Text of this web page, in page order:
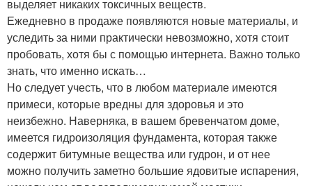
выделяет никаких токсичных веществ.
Ежедневно в продаже появляются новые материалы, и
уследить за ними практически невозможно, хотя стоит
пробовать, хотя бы с помощью интернета. Важно только
знать, что именно искать…
Но следует учесть, что в любом материале имеются
примеси, которые вредны для здоровья и это
неизбежно. Наверняка, в вашем бревенчатом доме,
имеется гидроизоляция фундамента, которая также
содержит битумные вещества или гудрон, и от нее
можно получить заметно большие ядовитые испарения,